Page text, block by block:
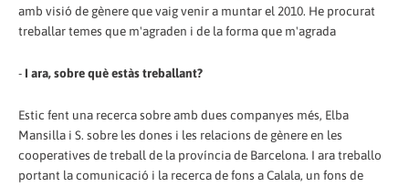
amb visió de gènere que vaig venir a muntar el 2010. He procurat
treballar temes que m'agraden i de la forma que m'agrada
- I ara, sobre què estàs treballant?
Estic fent una recerca sobre amb dues companyes més, Elba
Mansilla i S. sobre les dones i les relacions de gènere en les
cooperatives de treball de la província de Barcelona. I ara treballo
portant la comunicació i la recerca de fons a Calala, un fons de